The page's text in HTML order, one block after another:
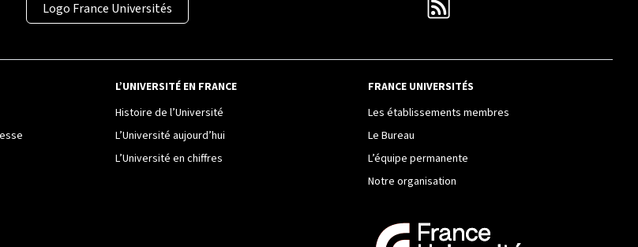
Logo France Universités
L’UNIVERSITÉ EN FRANCE
Histoire de l’Université
L’Université aujourd’hui
L’Université en chiffres
FRANCE UNIVERSITÉS
Les établissements membres
Le Bureau
L’équipe permanente
Notre organisation